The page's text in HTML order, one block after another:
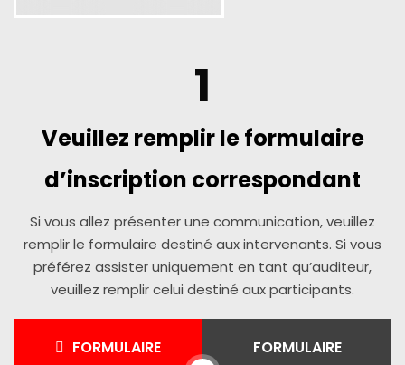
1
Veuillez remplir le formulaire
d’inscription correspondant
Si vous allez présenter une communication, veuillez
remplir le formulaire destiné aux intervenants. Si vous
préférez assister uniquement en tant qu’auditeur,
veuillez remplir celui destiné aux participants.
FORMULAIRE
FORMULAIRE